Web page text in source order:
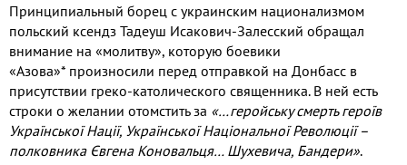
Принципиальный борец с украинским национализмом
польский ксендз Тадеуш Исакович-Залесский обращал
внимание на «молитву», которую боевики
«Азова»* произносили перед отправкой на Донбасс в
присутствии греко-католического священника. В ней есть
строки о желании отомстить за «…геройську смерть героїв
Української Нації, Української Національної Революції –
полковника Євгена Коновальця… Шухевича, Бандери».